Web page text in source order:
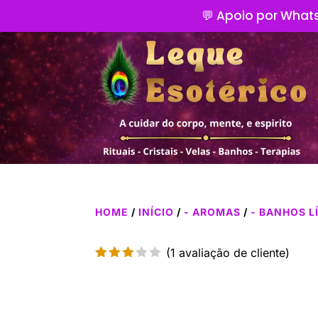
💬 Apoio por
HOME / INÍCIO / - AROMAS / - BANHOS
(1 avaliação de cliente)